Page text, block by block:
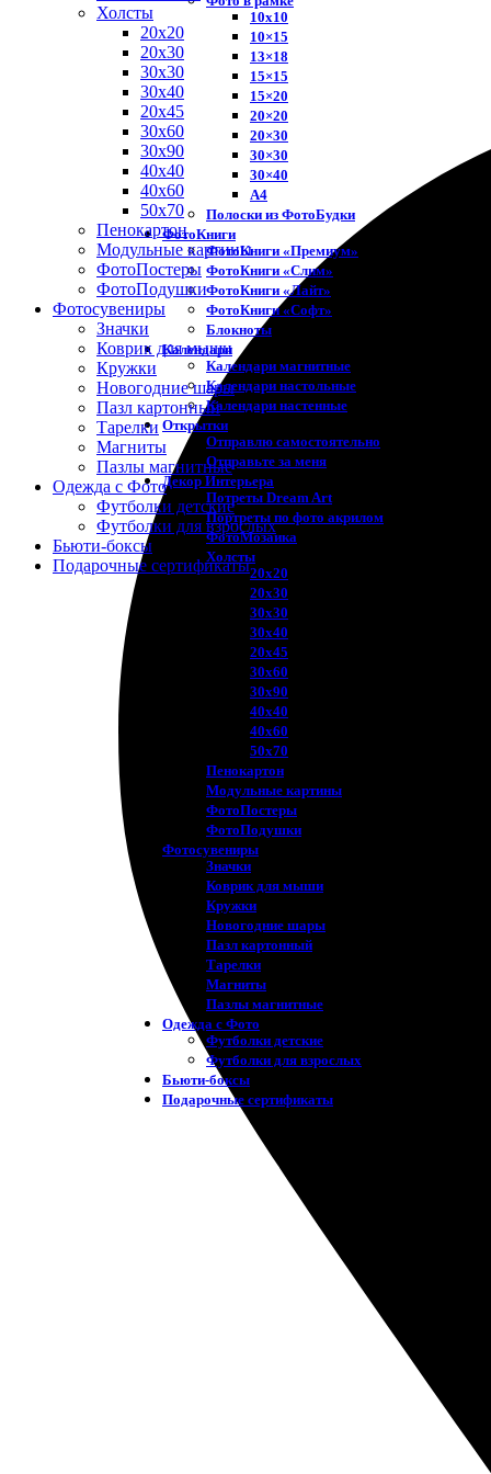
10х10
10×15
13×18
15×15
15×20
20×20
20×30
30×30
30×40
A4
Полоски из ФотоБудки
ФотоКниги
ФотоКниги «Премиум»
ФотоКниги «Слим»
ФотоКниги «Лайт»
ФотоКниги «Софт»
Блокноты
Календари
Календари магнитные
Календари настольные
Календари настенные
Открытки
Отправлю самостоятельно
Отправьте за меня
Декор Интерьера
Потреты Dream Art
Портреты по фото акрилом
ФотоМозаика
Холсты
20х20
20х30
30х30
30х40
20х45
30х60
30х90
40х40
40х60
50х70
Пенокартон
Модульные картины
ФотоПостеры
ФотоПодушки
Фотоcувениры
Значки
Коврик для мыши
Кружки
Новогодние шары
Пазл картонный
Тарелки
Магниты
Пазлы магнитные
Одежда с Фото
Футболки детские
Футболки для взрослых
Бьюти-боксы
Подарочные сертификаты
Холсты
20х20
20х30
30х30
30х40
20х45
30х60
30х90
40х40
40х60
50х70
Пенокартон
Модульные картины
ФотоПостеры
ФотоПодушки
Фотоcувениры
Значки
Коврик для мыши
Кружки
Новогодние шары
Пазл картонный
Тарелки
Магниты
Пазлы магнитные
Одежда с Фото
Футболки детские
Футболки для взрослых
Бьюти-боксы
Подарочные сертификаты